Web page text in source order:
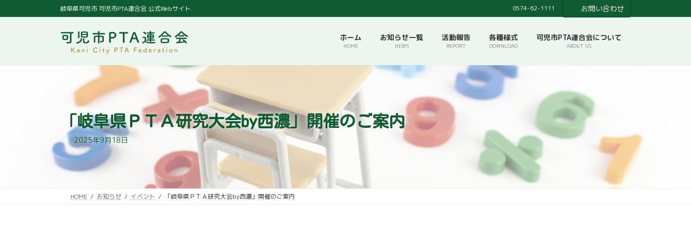
ン
ビ
岐阜県可児市 可児市PTA連合会 公式Webサイト 0574-62-1111 お問い合わせ
ホーム
HOME
お知らせ一覧
NEWS
活動報告
REPORT
各種様式
DOWNLOAD
可児市PTA連合会について
ABOUT US
「岐阜県ＰＴＡ研究大会by西濃」開催のご案内
2025年9月18日
HOME お知らせ イベント 「岐阜県ＰＴＡ研究大会by西濃」開催のご案内